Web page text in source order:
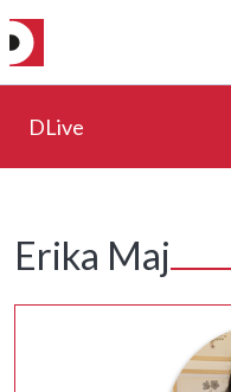
DLive
Erika Maj